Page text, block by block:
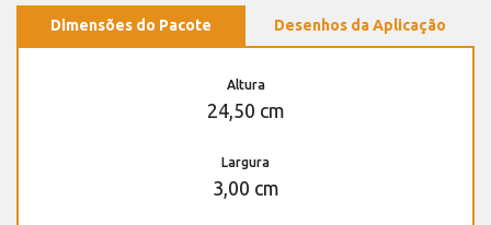
Dimensões do Pacote Desenhos da Aplicação
Altura
24,50 cm
Largura
3,00 cm